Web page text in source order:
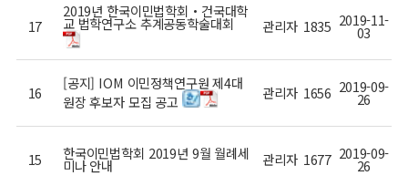
17
2019년 한국이민법학회・건국대학
교 법학연구소 추계공동학술대회 관리자 1835 2019-11-
03
16
[공지] IOM 이민정책연구원 제4대
원장 후보자 모집 공고
관리자 1656 2019-09-
26
15 한국이민법학회 2019년 9월 월례세
미나 안내 관리자 1677 2019-09-
26